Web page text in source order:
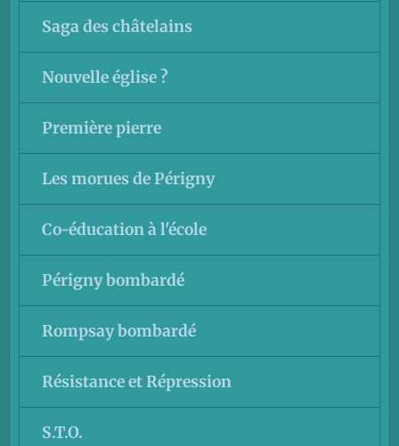
Saga des châtelains
Nouvelle église ?
Première pierre
Les morues de Périgny
Co-éducation à l'école
Périgny bombardé
Rompsay bombardé
Résistance et Répression
S.T.O.